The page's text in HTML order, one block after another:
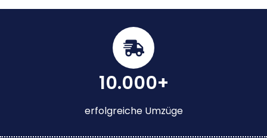
10.000+
erfolgreiche Umzüge